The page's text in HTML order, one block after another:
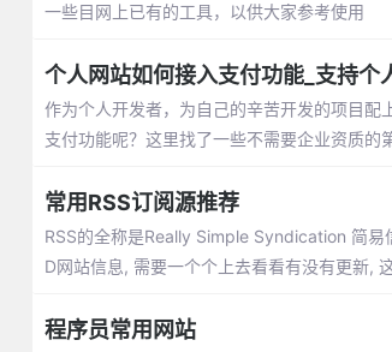
一些目网上已有的工具，以供大家参考使用
个人网站如何接入支付功能_支持个
作为个人开发者，为自己的辛苦开发的项目配
支付功能呢？这里找了一些不需要企业资质的
常用RSS订阅源推荐
RSS的全称是Really Simple Syndication 简
D网站信息, 需要一个个上去看看有没有更新,
程序员常用网站